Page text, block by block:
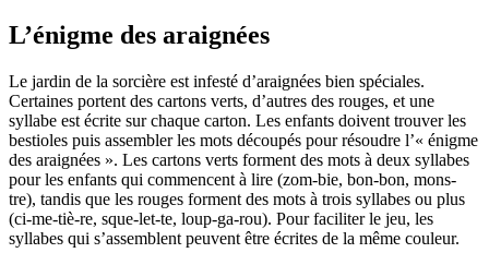
L’énigme des araignées
Le jardin de la sorcière est infesté d’araignées bien spéciales.
Certaines portent des cartons verts, d’autres des rouges, et une
syllabe est écrite sur chaque carton. Les enfants doivent trouver les
bestioles puis assembler les mots découpés pour résoudre l’« énigme
des araignées ». Les cartons verts forment des mots à deux syllabes
pour les enfants qui commencent à lire (zom-​bie, bon-​bon, mons-​
tre), tandis que les rouges forment des mots à trois syllabes ou plus
(ci-​me-​tiè-​re, sque-​let-​te, loup-​ga-​rou). Pour faciliter le jeu, les
syllabes qui s’assemblent peuvent être écrites de la même couleur.